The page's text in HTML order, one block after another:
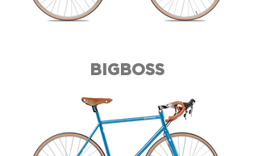
BIGBOSS